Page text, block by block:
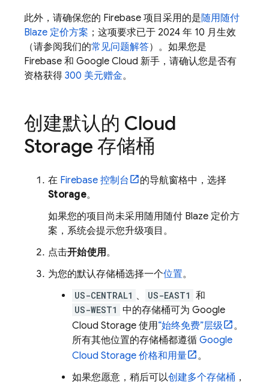
此外，请确保您的 Firebase 项目采用的是随用随付
Blaze 定价方案 ；这项要求已于 2024 年 10 月生效
（请参阅我们的常见问题解答）。如果您是
Firebase 和 Google Cloud 新手，请确认您是否有
资格获得 300 美元赠金。
创建默认的 Cloud
Storage 存储桶
在 Firebase 控制台
的导航窗格中，选择
Storage。
如果您的项目尚未采用随用随付 Blaze 定价方
案，系统会提示您升级项目。
点击开始使用。
为您的默认存储桶选择一个位置。
US-CENTRAL1 、 US-EAST1 和
US-WEST1 中的存储桶可为 Google
Cloud Storage 使用“始终免费”层级
。
所有其他位置的存储桶都遵循 Google
Cloud Storage 价格和用量
。
如果您愿意，稍后可以创建多个存储桶 ，